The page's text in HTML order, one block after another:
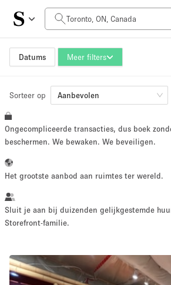
Datums Meer filters
Prijs per dag
CA$0
Grootte ruimte
100 sq ft
~ 13 mensen
Sorteer op Aanbevolen
Ongecompliceerde transacties, dus boek
beschermen. We bewaken. We beveiligen.
Het grootste aanbod aan ruimtes ter wereld.
Sluit je aan bij duizenden gelijkgestemde
Storefront-familie.